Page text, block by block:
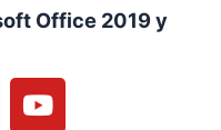
Office 2019 y
Y
o